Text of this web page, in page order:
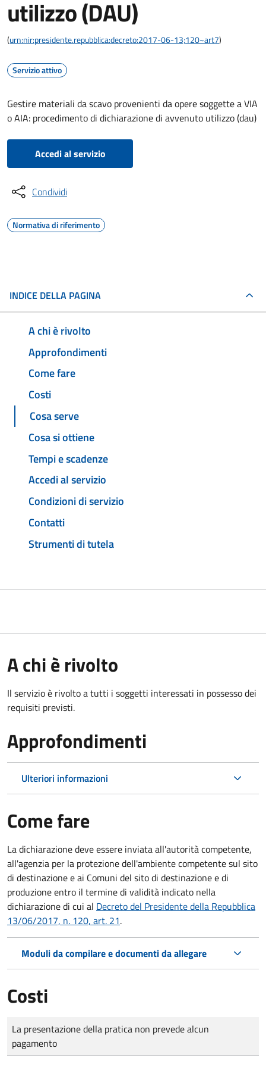
utilizzo (DAU)
(urn:nir:presidente.repubblica:decreto:2017-06-13;120~art7)
Servizio attivo
Gestire materiali da scavo provenienti da opere soggette a VIA
o AIA: procedimento di dichiarazione di avvenuto utilizzo (dau)
Accedi al servizio
Condividi
Normativa di riferimento
INDICE DELLA PAGINA
A chi è rivolto
Approfondimenti
Come fare
Costi
Cosa serve
Cosa si ottiene
Tempi e scadenze
Accedi al servizio
Condizioni di servizio
Contatti
Strumenti di tutela
A chi è rivolto
Il servizio è rivolto a tutti i soggetti interessati in possesso dei
requisiti previsti.
Approfondimenti
Ulteriori informazioni
Come fare
La dichiarazione deve essere inviata all'autorità competente,
all'agenzia per la protezione dell'ambiente competente sul sito
di destinazione e ai Comuni del sito di destinazione e di
produzione entro il termine di validità indicato nella
dichiarazione di cui al Decreto del Presidente della Repubblica
13/06/2017, n. 120, art. 21.
Moduli da compilare e documenti da allegare
Costi
Tipo di pagamento
Importo
La presentazione della pratica non prevede alcun
pagamento